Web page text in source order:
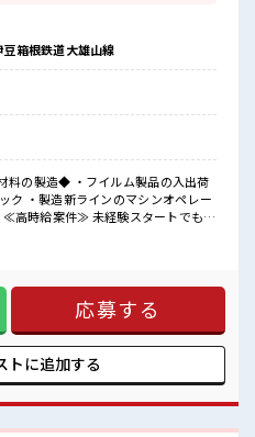
ます♪
に自由！
安だけど、
！
指していきましょう！！
ンも取りやすい！
豆箱根鉄道大雄山線
料の製造◆ ・フイルム製品の入出荷
ク ・製造新ラインのマシンオペレー
な残業でお給料UP≫ 残業は月
整っています！ イチからスキルUP・
■職場の雰囲気 『少人
ションも取りやすい！ 明るすぎたり
ラーOK！ 休憩室完備でランチや休憩
バッチリ目指せますよ★
応募する
トに追加する